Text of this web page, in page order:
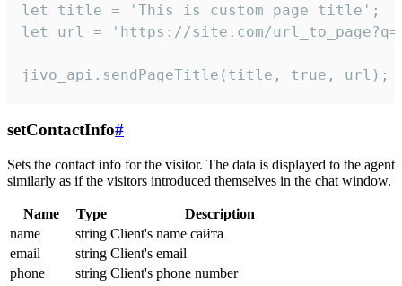
let title = 'This is custom page title';
let url = 'https://site.com/
jivo_api.sendPageTitle(title, true, url);
setContactInfo#
Sets the contact info for the visitor. The data is displayed to the agent
similarly as if the visitors introduced themselves in the chat window.
Name Type
Description
name
string Client's name сайта
email
string Client's email
phone
string Client's phone number